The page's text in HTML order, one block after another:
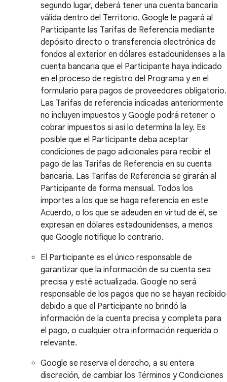
segundo lugar, deberá tener una cuenta bancaria
válida dentro del Territorio. Google le pagará al
Participante las Tarifas de Referencia mediante
depósito directo o transferencia electrónica de
fondos al exterior en dólares estadounidenses a la
cuenta bancaria que el Participante haya indicado
en el proceso de registro del Programa y en el
formulario para pagos de proveedores obligatorio.
Las Tarifas de referencia indicadas anteriormente
no incluyen impuestos y Google podrá retener o
cobrar impuestos si así lo determina la ley. Es
posible que el Participante deba aceptar
condiciones de pago adicionales para recibir el
pago de las Tarifas de Referencia en su cuenta
bancaria. Las Tarifas de Referencia se girarán al
Participante de forma mensual. Todos los
importes a los que se haga referencia en este
Acuerdo, o los que se adeuden en virtud de él, se
expresan en dólares estadounidenses, a menos
que Google notifique lo contrario.
El Participante es el único responsable de
garantizar que la información de su cuenta sea
precisa y esté actualizada. Google no será
responsable de los pagos que no se hayan recibido
debido a que el Participante no brindó la
información de la cuenta precisa y completa para
el pago, o cualquier otra información requerida o
relevante.
Google se reserva el derecho, a su entera
discreción, de cambiar los Términos y Condiciones